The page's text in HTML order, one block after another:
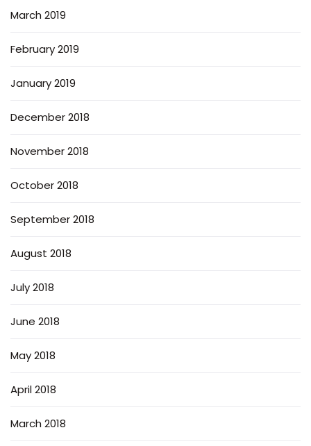
March 2019
February 2019
January 2019
December 2018
November 2018
October 2018
September 2018
August 2018
July 2018
June 2018
May 2018
April 2018
March 2018